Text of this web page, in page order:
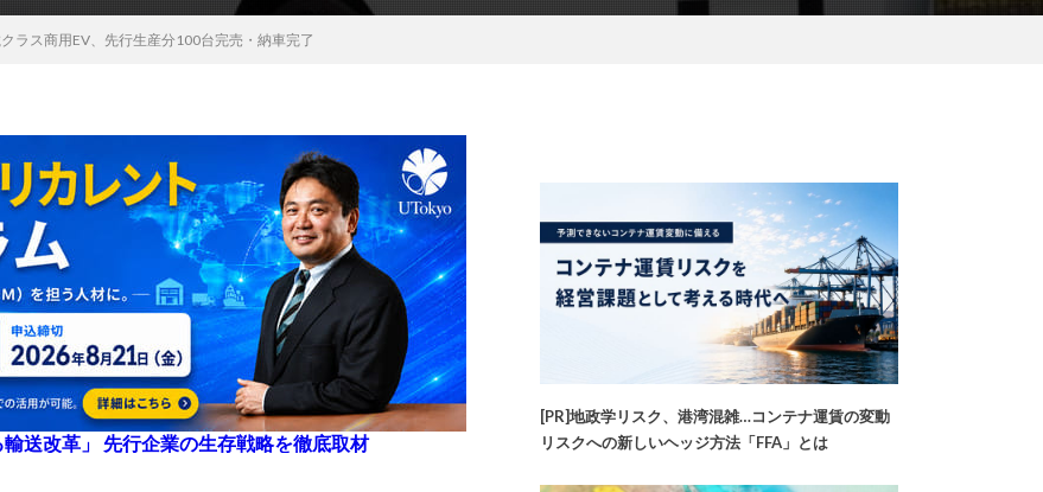
ラス商用EV、先行生産分100台完売・納車完了
送改革」 先行企業の生存戦略を徹底取材
[PR]地政学リスク、港湾混雑…コンテナ運賃の変動
リスクへの新しいヘッジ方法「FFA」とは